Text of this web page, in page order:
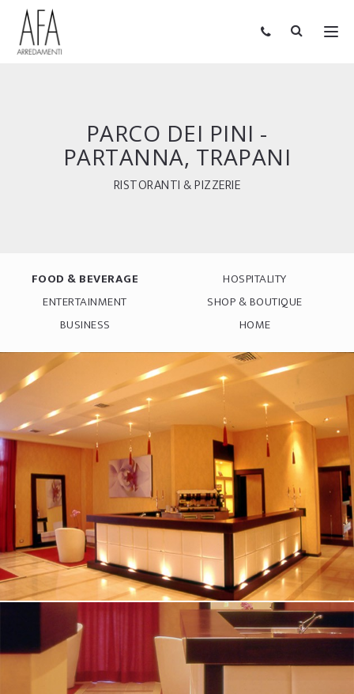
PARCO DEI PINI -
PARTANNA, TRAPANI
RISTORANTI & PIZZERIE
FOOD & BEVERAGE
HOSPITALITY
ENTERTAINMENT
SHOP & BOUTIQUE
BUSINESS
HOME